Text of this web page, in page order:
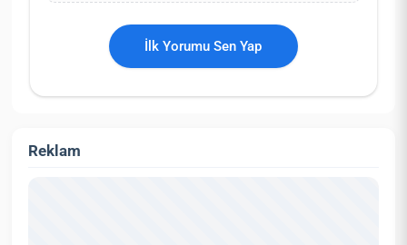
İlk Yorumu Sen Yap
Reklam